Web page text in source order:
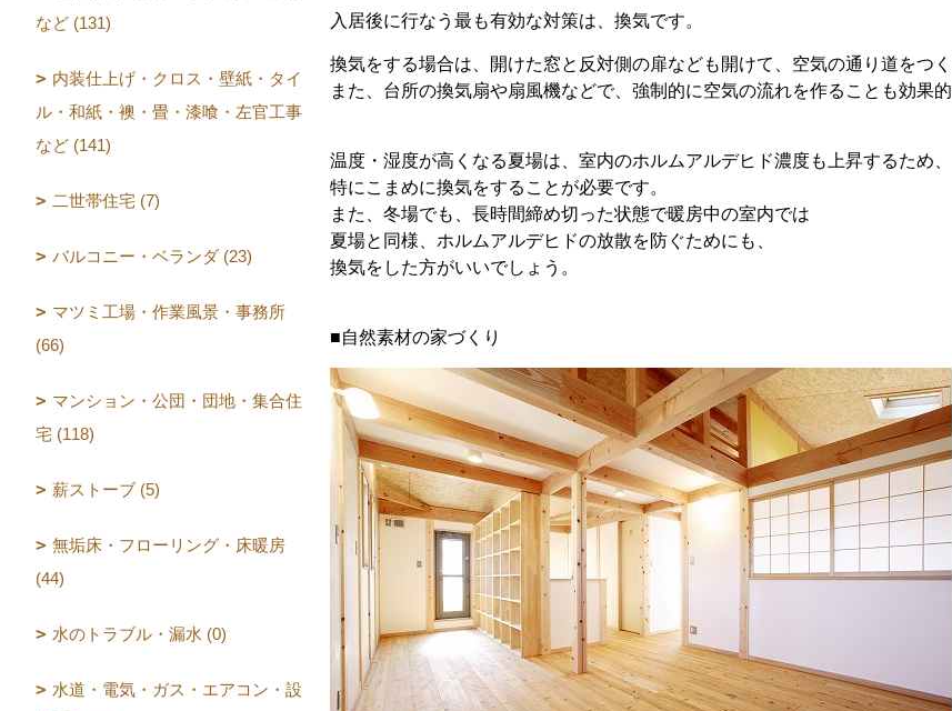
入居後に行なう最も有効な対策は、換気です。
換気をする場合は、開けた窓と反対側の扉なども開けて、空気の通り道をつく
また、台所の換気扇や扇風機などで、強制的に空気の流れを作ることも効果的
温度・湿度が高くなる夏場は、室内のホルムアルデヒド濃度も上昇するため、
特にこまめに換気をすることが必要です。
また、冬場でも、長時間締め切った状態で暖房中の室内では
夏場と同様、ホルムアルデヒドの放散を防ぐためにも、
換気をした方がいいでしょう。
■自然素材の家づくり
など (131)
内装仕上げ・クロス・壁紙・タイ
ル・和紙・襖・畳・漆喰・左官工事
など (141)
二世帯住宅 (7)
バルコニー・ベランダ (23)
マツミ工場・作業風景・事務所
(66)
マンション・公団・団地・集合住
宅 (118)
薪ストーブ (5)
無垢床・フローリング・床暖房
(44)
水のトラブル・漏水 (0)
水道・電気・ガス・エアコン・設